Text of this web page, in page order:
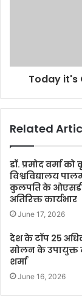
Today it's
Related
डॉ. प्रमोद वर्मा को
विश्वविद्यालय
कुलपति के
अतिरिक्त कार्यभार
June 17, 2026
देश के टॉप 25
सोलन के
शर्मा
June 16, 2026